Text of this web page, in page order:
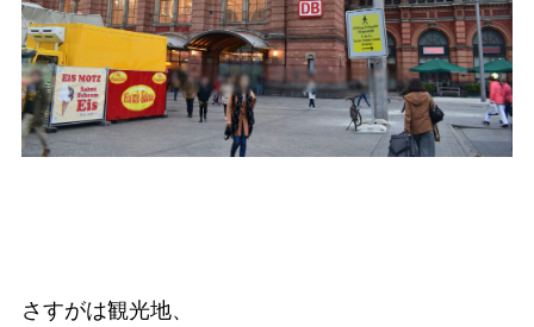
さすがは観光地、